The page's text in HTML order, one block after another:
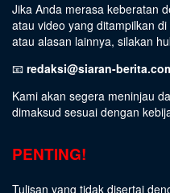
Jika Anda merasa keberatan
atau video yang ditampilkan
atau alasan lainnya, silakan
📧 redaksi@siaran-
Kami akan segera meninjau
dimaksud sesuai dengan
PENTING!
Tulisan yang tidak disertai